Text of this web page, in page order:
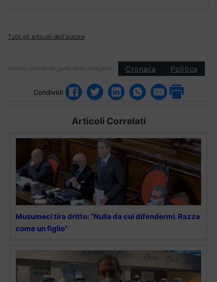
Tutti gli articoli dell'autore
Questo articolo fa parte delle categorie: Cronaca Politica
Condividi
Articoli Correlati
Musumeci tira dritto: “Nulla da cui difendermi. Razza
come un figlio”